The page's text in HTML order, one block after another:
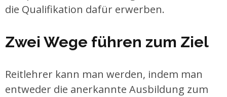
die Qualifikation dafür erwerben.
Zwei Wege führen zum Ziel
Reitlehrer kann man werden, indem man
entweder die anerkannte Ausbildung zum